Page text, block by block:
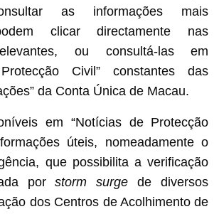
as informações mais
clicar directamente nas
ou consultá-las em
Civil” constantes das
da Conta Única de Macau.
em “Notícias de Protecção
úteis, nomeadamente o
que possibilita a verificação
porstorm surge de diversos
dos Centros de Acolhimento de